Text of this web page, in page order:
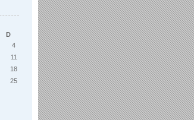
D
4
11
18
25